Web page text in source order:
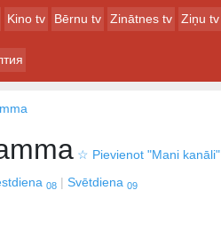
Kino tv Bērnu tv Zinātnes tv Ziņu tv
☆ Pievienot "Mani kanāli"
08 Svētdiena 09